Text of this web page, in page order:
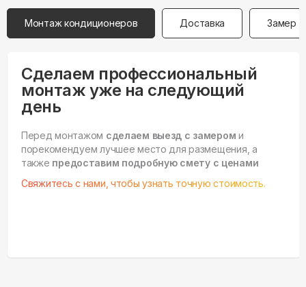
Монтаж кондиционеров Доставка Замер
Сделаем профессиональный
монтаж уже на следующий
день
Перед монтажом сделаем выезд с замером и
порекомендуем лучшее место для размещения, а
также предоставим подробную смету с ценами
Свяжитесь с нами, чтобы узнать точную стоимость.